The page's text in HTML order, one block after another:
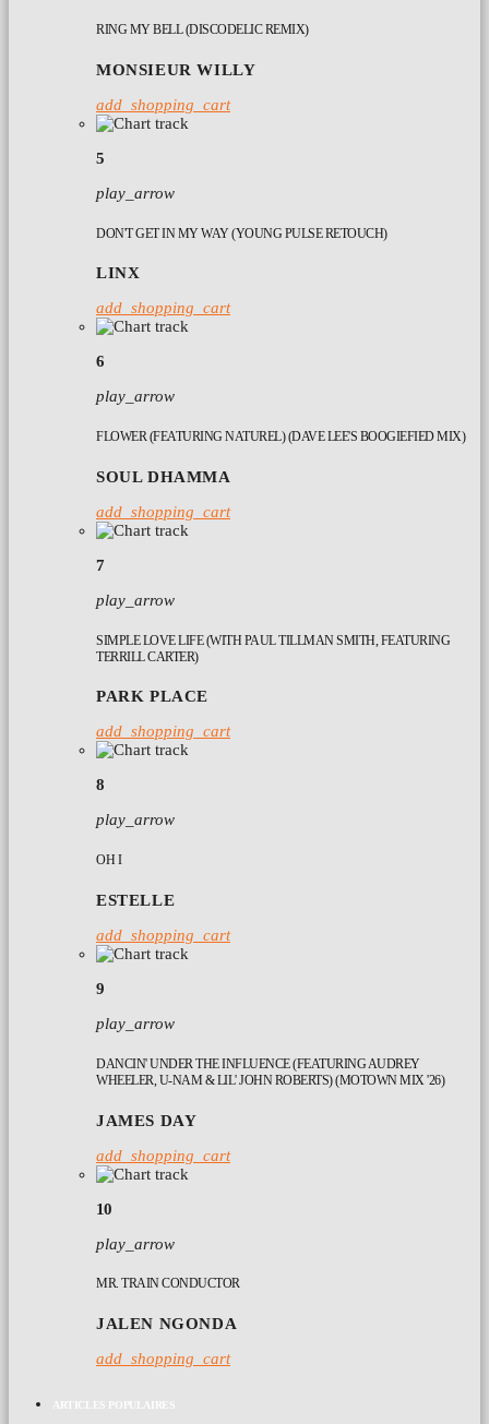
RING MY BELL (DISCODELIC REMIX)
MONSIEUR WILLY
add_shopping_cart
5
play_arrow
DON'T GET IN MY WAY (YOUNG PULSE RETOUCH)
LINX
add_shopping_cart
6
play_arrow
FLOWER (FEATURING NATUREL) (DAVE LEE'S BOOGIEFIED MIX)
SOUL DHAMMA
add_shopping_cart
7
play_arrow
SIMPLE LOVE LIFE (WITH PAUL TILLMAN SMITH, FEATURING
TERRILL CARTER)
PARK PLACE
add_shopping_cart
8
play_arrow
OH I
ESTELLE
add_shopping_cart
9
play_arrow
DANCIN' UNDER THE INFLUENCE (FEATURING AUDREY
WHEELER, U-NAM & LIL' JOHN ROBERTS) (MOTOWN MIX '26)
JAMES DAY
add_shopping_cart
10
play_arrow
MR. TRAIN CONDUCTOR
JALEN NGONDA
add_shopping_cart
ARTICLES POPULAIRES